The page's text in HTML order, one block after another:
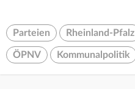
Parteien Rheinland-Pfalz
ÖPNV Kommunalpolitik